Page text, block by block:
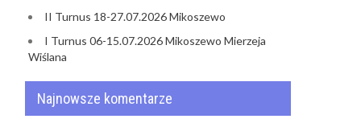
II Turnus 18-27.07.2026 Mikoszewo
I Turnus 06-15.07.2026 Mikoszewo Mierzeja
Wiślana
Najnowsze komentarze